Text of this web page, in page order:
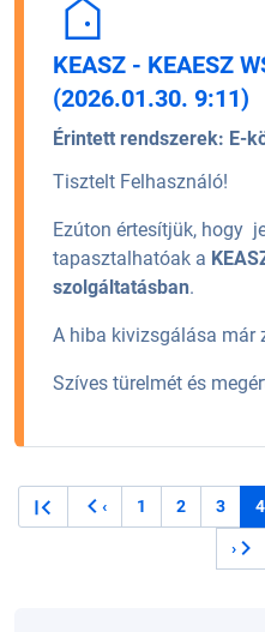
KEASZ - KEAESZ
(2026.01.30. 9:11)
Érintett rendszerek: E-
Tisztelt Felhasználó!
Ezúton értesítjük, hogy
tapasztalhatóak a
szolgáltatásban.
A hiba kivizsgálása már
Szíves türelmét és
Oldalszámozás
Előző oldal
‹
Oldal
1
Oldal
2
Oldal
3 4
›